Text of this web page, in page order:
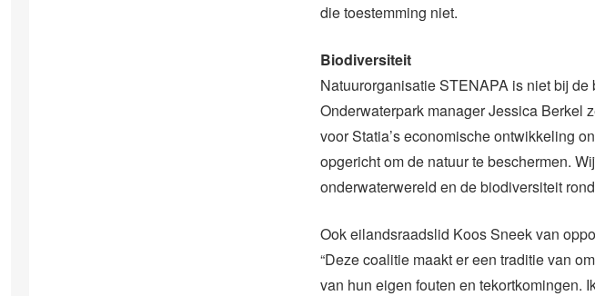
die toestemming niet.
Biodiversiteit
Natuurorganisatie STENAPA is niet bij
Onderwaterpark manager Jessica Berkel
voor Statia’s economische ontwikkeling
opgericht om de natuur te beschermen.
onderwaterwereld en de biodiversiteit
Ook eilandsraadslid Koos Sneek van
“Deze coalitie maakt er een traditie van
van hun eigen fouten en tekortkomingen.